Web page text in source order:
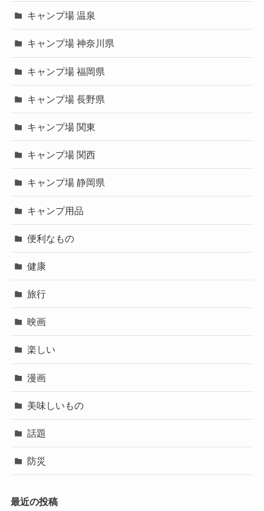
キャンプ場 温泉
キャンプ場 神奈川県
キャンプ場 福岡県
キャンプ場 長野県
キャンプ場 関東
キャンプ場 関西
キャンプ場 静岡県
キャンプ用品
便利なもの
健康
旅行
映画
楽しい
漫画
美味しいもの
話題
防災
最近の投稿